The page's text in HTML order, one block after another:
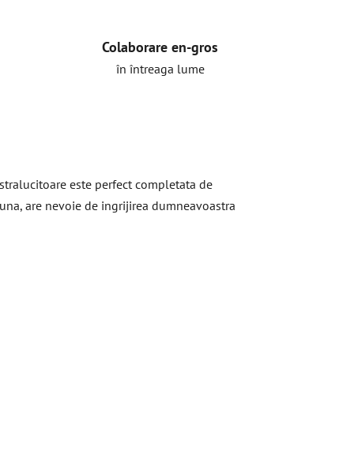
Colaborare en-gros
în întreaga lume
este perfect completata de
are nevoie de ingrijirea dumneavoastra